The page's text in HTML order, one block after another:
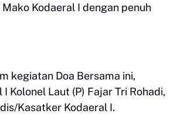
Kodaeral I dengan penuh
kegiatan Doa Bersama ini,
Kolonel Laut (P) Fajar Tri Rohadi,
Kasatker Kodaeral I.